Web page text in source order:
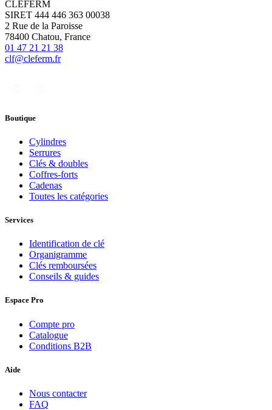
CLEFERM
SIRET 444 446 363 00038
2 Rue de la Paroisse
78400 Chatou, France
01 47 21 21 38
clf@cleferm.fr
Boutique
Cylindres
Serrures
Clés & doubles
Coffres-forts
Cadenas
Toutes les catégories
Services
Identification de clé
Organigramme
Clés remboursées
Conseils & guides
Espace Pro
Compte pro
Catalogue
Conditions B2B
Aide
Nous contacter
FAQ